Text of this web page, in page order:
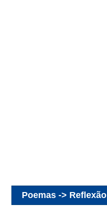
Poemas -> Reflexão